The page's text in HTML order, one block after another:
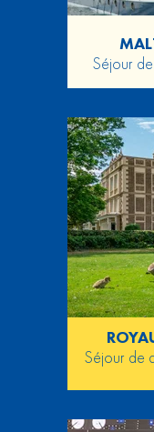
Séjour
Séjour de